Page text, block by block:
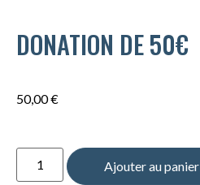
DONATION DE 50€
50,00€
Ajouter au panier